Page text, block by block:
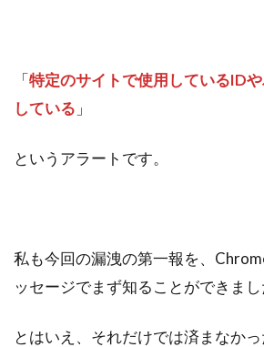
「特定のサイトで使用しているID
している 」
というアラートです。
私も今回の漏洩の第一報を、
ッセージでまず知ることができまし
とはいえ、それだけでは済まなか